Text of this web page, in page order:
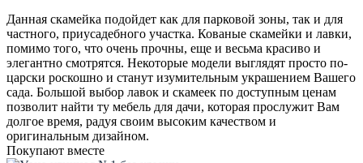
Данная скамейка подойдет как для парковой зоны, так и для
частного, приусадебного участка. Кованые скамейки и лавки,
помимо того, что очень прочны, еще и весьма красиво и
элегантно смотрятся. Некоторые модели выглядят просто по-
царски роскошно и станут изумительным украшением Вашего
сада. Большой выбор лавок и скамеек по доступным ценам
позволит найти ту мебель для дачи, которая прослужит Вам
долгое время, радуя своим высоким качеством и
оригинальным дизайном.
Покупают вместе